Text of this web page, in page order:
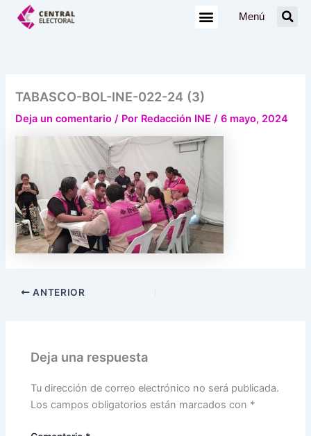
Menú
TABASCO-BOL-INE-022-24 (3)
Deja un comentario / Por Redacción INE/6 mayo, 2024
ANTERIOR
Deja una respuesta
Tu dirección de correo electrónico no será publicada.
Los campos obligatorios están marcados con *